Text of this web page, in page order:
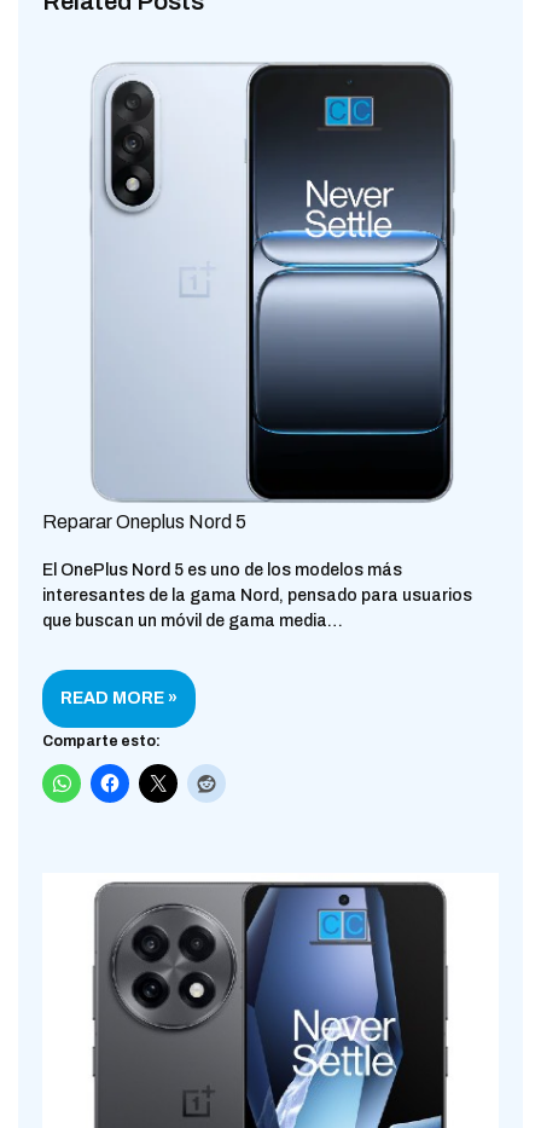
Reparar Oneplus Nord 5
El OnePlus Nord 5 es uno de los modelos más
interesantes de la gama Nord, pensado para usuarios
que buscan un móvil de gama media…
READ MORE »
Comparte esto: